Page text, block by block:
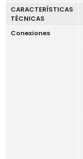
CARACTERÍSTICAS
TÉCNICAS
Conexiones